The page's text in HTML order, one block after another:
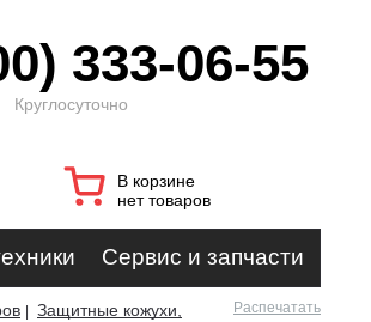
333-06-55
Круглосуточно
В корзине
нет товаров
Сервис и запчасти
Защитные кожухи,
Распечатать